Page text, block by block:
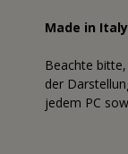
Made in Italy
Beachte
der
jedem PC